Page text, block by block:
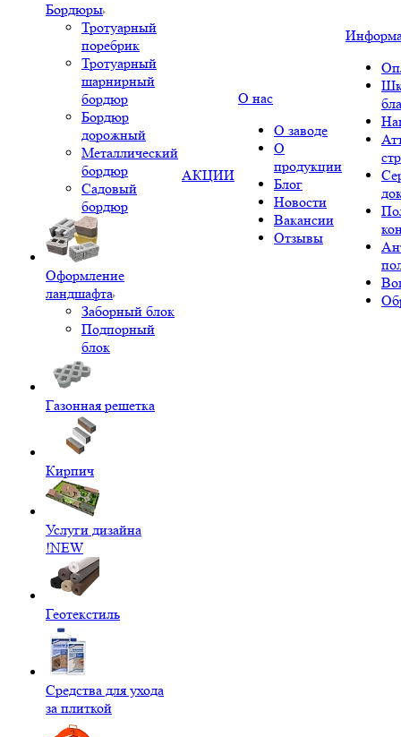
Бордюры
Тротуарный
поребрик
Тротуарный
шарнирный
бордюр
Бордюр
дорожный
Металлический
бордюр
Садовый
бордюр
Оформление
ландшафта
Заборный блок
Подпорный
блок
Газонная решетка
Кирпич
Услуги дизайна
!NEW
Геотекстиль
Средства для ухода
за плиткой
АКЦИИ
О нас
О заводе
О
продукции
Блог
Новости
Вакансии
Отзывы